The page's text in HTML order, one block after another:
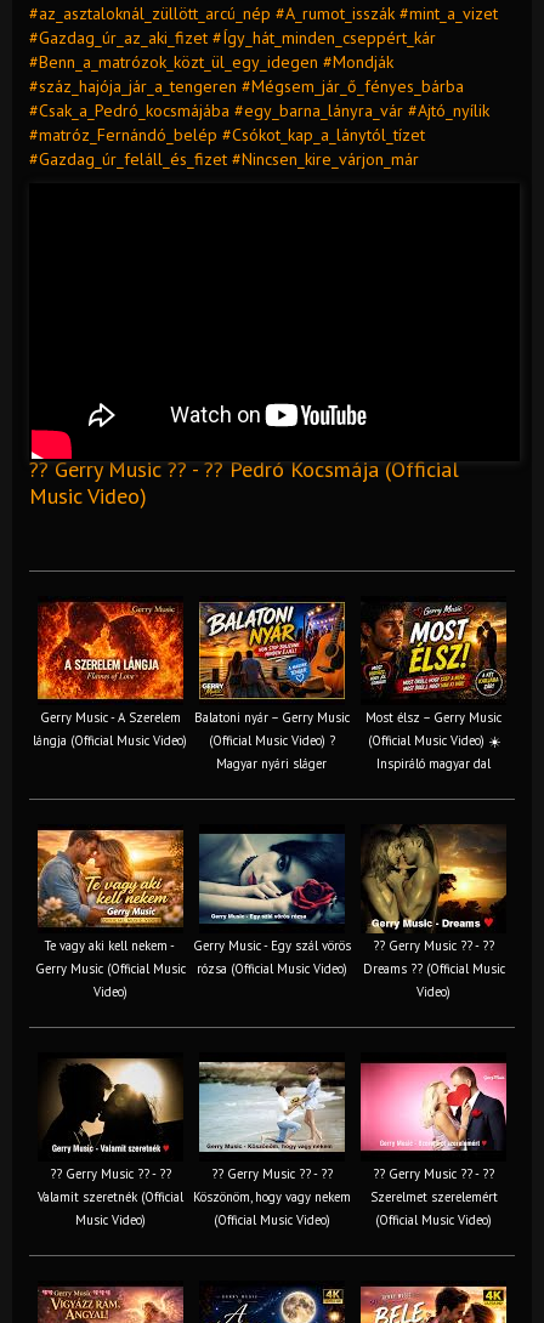
#az_asztaloknál_züllött_arcú_nép #A_rumot_isszák #mint_a_vizet
#Gazdag_úr_az_aki_fizet #Így_hát_minden_cseppért_kár
#Benn_a_matrózok_közt_ül_egy_idegen #Mondják
#száz_hajója_jár_a_tengeren #Mégsem_jár_ő_fényes_bárba
#Csak_a_Pedró_kocsmájába #egy_barna_lányra_vár #Ajtó_nyílik
#matróz_Fernándó_belép #Csókot_kap_a_lánytól_tízet
#Gazdag_úr_feláll_és_fizet #Nincsen_kire_várjon_már
?? Gerry Music ?? - ?? Pedró Kocsmája (Official
Music Video)
Gerry Music - A Szerelem
lángja (Official Music Video)
Balatoni nyár – Gerry Music
(Official Music Video) ?
Magyar nyári sláger
Most élsz – Gerry Music
(Official Music Video) ☀️
Inspiráló magyar dal
Te vagy aki kell nekem -
Gerry Music (Official Music
Video)
Gerry Music - Egy szál vörös
rózsa (Official Music Video)
?? Gerry Music ?? - ??
Dreams ?? (Official Music
Video)
?? Gerry Music ?? - ??
Valamit szeretnék (Official
Music Video)
?? Gerry Music ?? - ??
Köszönöm, hogy vagy nekem
(Official Music Video)
?? Gerry Music ?? - ??
Szerelmet szerelemért
(Official Music Video)